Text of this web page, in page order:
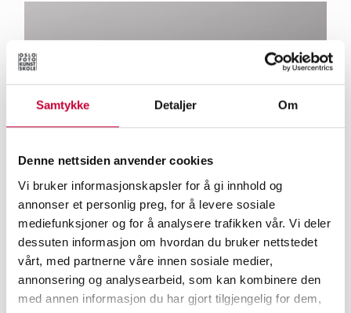
Samtykke Detaljer Om
Denne nettsiden anvender cookies
Vi bruker informasjonskapsler for å gi innhold og
annonser et personlig preg, for å levere sosiale
mediefunksjoner og for å analysere trafikken vår. Vi deler
dessuten informasjon om hvordan du bruker nettstedet
vårt, med partnerne våre innen sosiale medier,
annonsering og analysearbeid, som kan kombinere den
med annen informasjon du har gjort tilgjengelig for dem,
UTSTILLLING
COPENHAGEN PHOTO FESTIVAL